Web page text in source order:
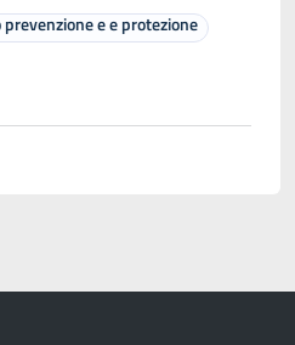
e e protezione